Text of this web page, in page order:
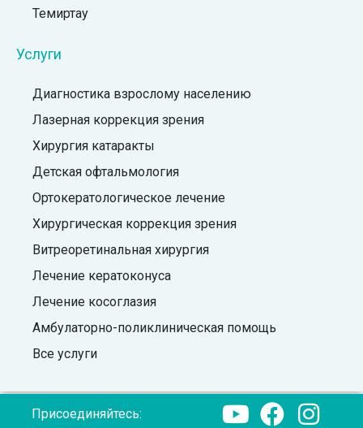
Темиртау
Услуги
Диагностика взрослому населению
Лазерная коррекция зрения
Хирургия катаракты
Детская офтальмология
Ортокератологическое лечение
Хирургическая коррекция зрения
Витреоретинальная хирургия
Лечение кератоконуса
Лечение косоглазия
Амбулаторно-поликлиническая помощь
Все услуги
Присоединяйтесь: